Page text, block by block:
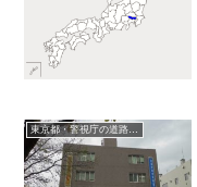
東京都・警視庁の道路使用許可申請